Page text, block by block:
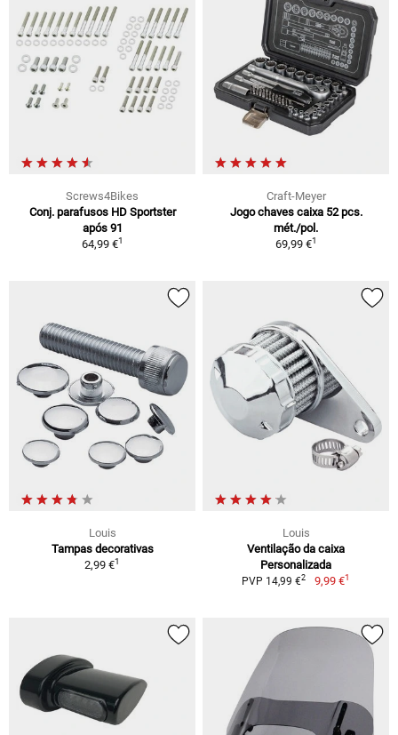
Screws4Bikes
Conj. parafusos HD Sportster
após 91
64,99 €1
Craft-Meyer
Jogo chaves caixa 52 pcs.
mét./pol.
69,99 €1
Louis
Tampas decorativas
2,99 €1
Louis
Ventilação da caixa
Personalizada
PVP 14,99 €2 9,99 €1